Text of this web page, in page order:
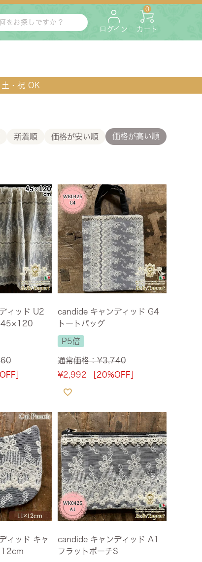
ログイン カート
0
レス
ンソール・花台
ジナル
納
ペット用
土・祝 OK
新着順 価格が安い順 価格が高い順
ィッド U2
45×120
］
candide キャンディッド G4
トートバッグ
P5倍
通常価格：¥3,740
¥2,992 ［20%OFF］
ィッド キャ
candide キャンディッド A1
フラットポーチS